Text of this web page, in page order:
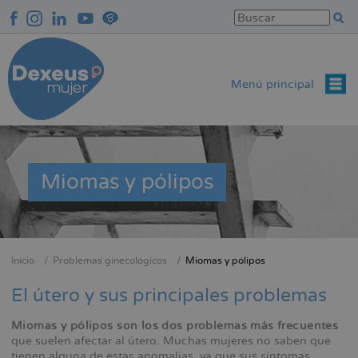
contenido
principal
Menú principal
Miomas y pólipos
enlaces
ayuda
a
Inicio Problemas ginecológicos Miomas y pólipos
El útero y sus principales problemas
Miomas y pólipos son los dos problemas más frecuentes
que suelen afectar al útero. Muchas mujeres no saben que